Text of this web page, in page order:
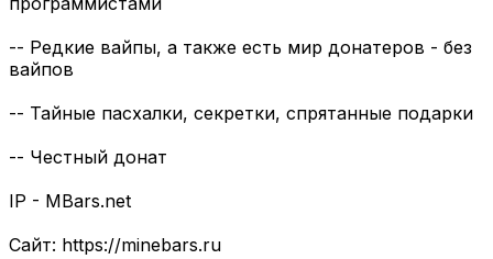
-- Редкие вайпы, а также есть мир донатеров - без
вайпов
-- Тайные пасхалки, секретки, спрятанные подарки
-- Честный донат
IP - MBars.net
Сайт: https://minebars.ru